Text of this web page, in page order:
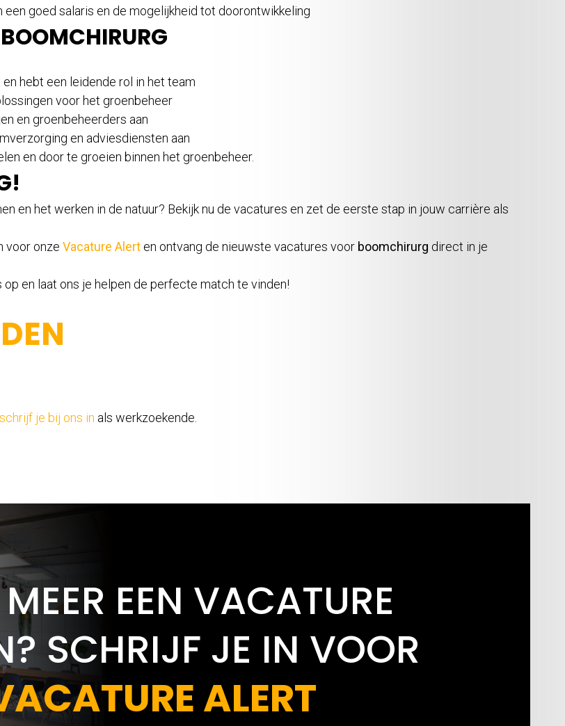
goed salaris en de mogelijkheid tot doorontwikkeling
hebt een leidende rol in het team
voor het groenbeheer
en groenbeheerders aan
en adviesdiensten aan
en door te groeien binnen het groenbeheer.
en het werken in de natuur? Bekijk nu de vacatures en zet de eerste stap in jouw carrière als
voor onze Vacature Alert en ontvang de nieuwste vacatures voor boomchirurg direct in je
op en laat ons je helpen de perfecte match te vinden!
schrijf je bij ons in als werkzoekende.
EEN VACATURE
SCHRIJF JE IN VOOR
ALERT